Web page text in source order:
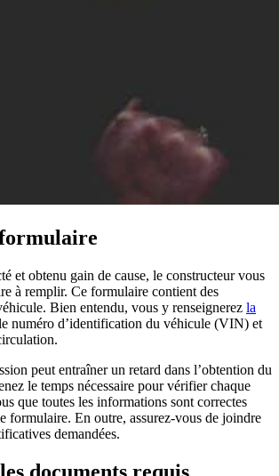
et obtenu gain de cause, le constructeur vous
à remplir. Ce formulaire contient des
Bien entendu, vous y renseignerez la
numéro d’identification du véhicule (VIN) et
peut entraîner un retard dans l’obtention du
le temps nécessaire pour vérifier chaque
que toutes les informations sont correctes
formulaire. En outre, assurez-vous de joindre
demandées.
documents requis